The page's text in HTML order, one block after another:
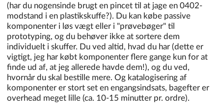
(har du nogensinde brugt en pincet til at jage en 0402-
modstand i en plastikskuffe?). Du kan købe passive
komponenter i løs vægt eller i "prøvebøger" til
prototyping, og du behøver ikke at sortere dem
individuelt i skuffer. Du ved altid, hvad du har (dette er
vigtigt, jeg har købt komponenter flere gange kun for at
finde ud af, at jeg allerede havde dem!), og du ved,
hvornår du skal bestille mere. Og katalogisering af
komponenter er stort set en engangsindsats, bagefter er
overhead meget lille (ca. 10-15 minutter pr. ordre).